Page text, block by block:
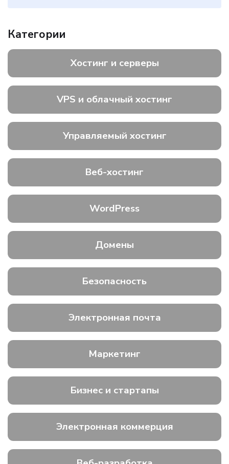
Категории
Хостинг и серверы
VPS и облачный хостинг
Управляемый хостинг
Веб-хостинг
WordPress
Домены
Безопасность
Электронная почта
Маркетинг
Бизнес и стартапы
Электронная коммерция